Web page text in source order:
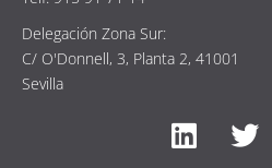
Delegación Zona Sur:
C/ O'Donnell, 3, Planta 2, 41001
Sevilla